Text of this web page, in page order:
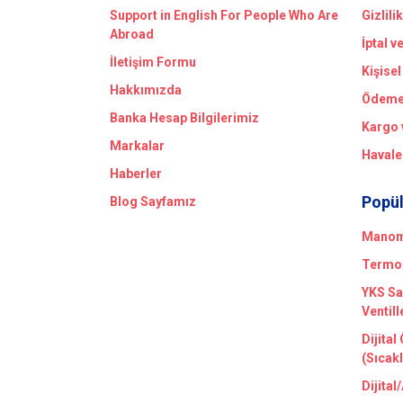
Support in English For People Who Are
Abroad
İletişim Formu
Hakkımızda
Banka Hesap Bilgilerimiz
Markalar
Haberler
Blog Sayfamız
İptal
Kargo
YKS
Dijital
Dijital/